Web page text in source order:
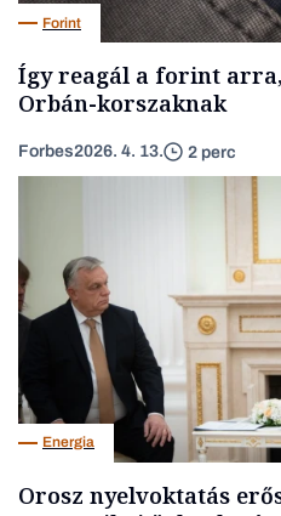
Forint
Így reagál a forint
Orbán-korszaknak
Forbes2026. 4. 13. 2 perc
Energia
Orosz nyelvoktatás